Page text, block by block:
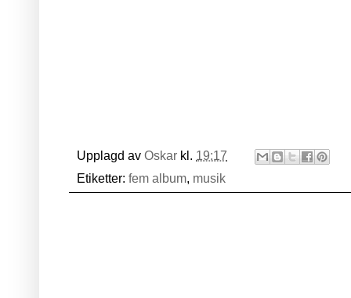
Upplagd av Oskar kl. 19:17
Etiketter: fem album, musik